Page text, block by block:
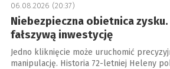
06.08.2026 (20:37)
Niebezpieczna obietnica zysku.
fałszywą inwestycję
Jedno kliknięcie może uruchomić
manipulację. Historia 72-letniej Heleny